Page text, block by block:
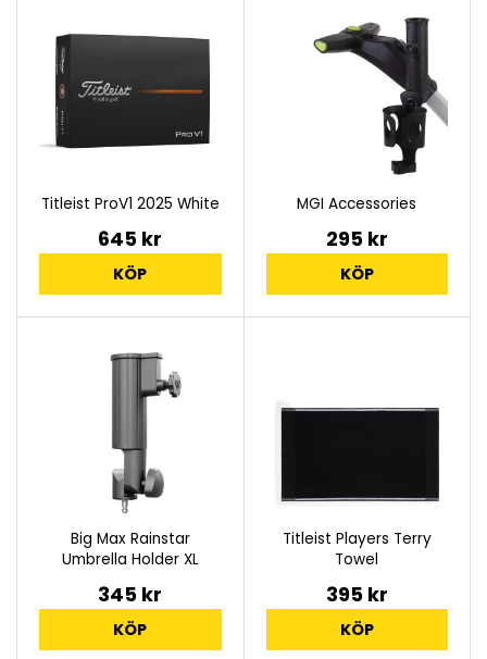
Titleist ProV1 2025 White
645 kr
KÖP
MGI Accessories
295 kr
KÖP
Big Max Rainstar
Umbrella Holder XL
345 kr
KÖP
Titleist Players Terry
Towel
395 kr
KÖP